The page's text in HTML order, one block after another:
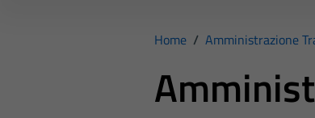
Home / Amministrazione